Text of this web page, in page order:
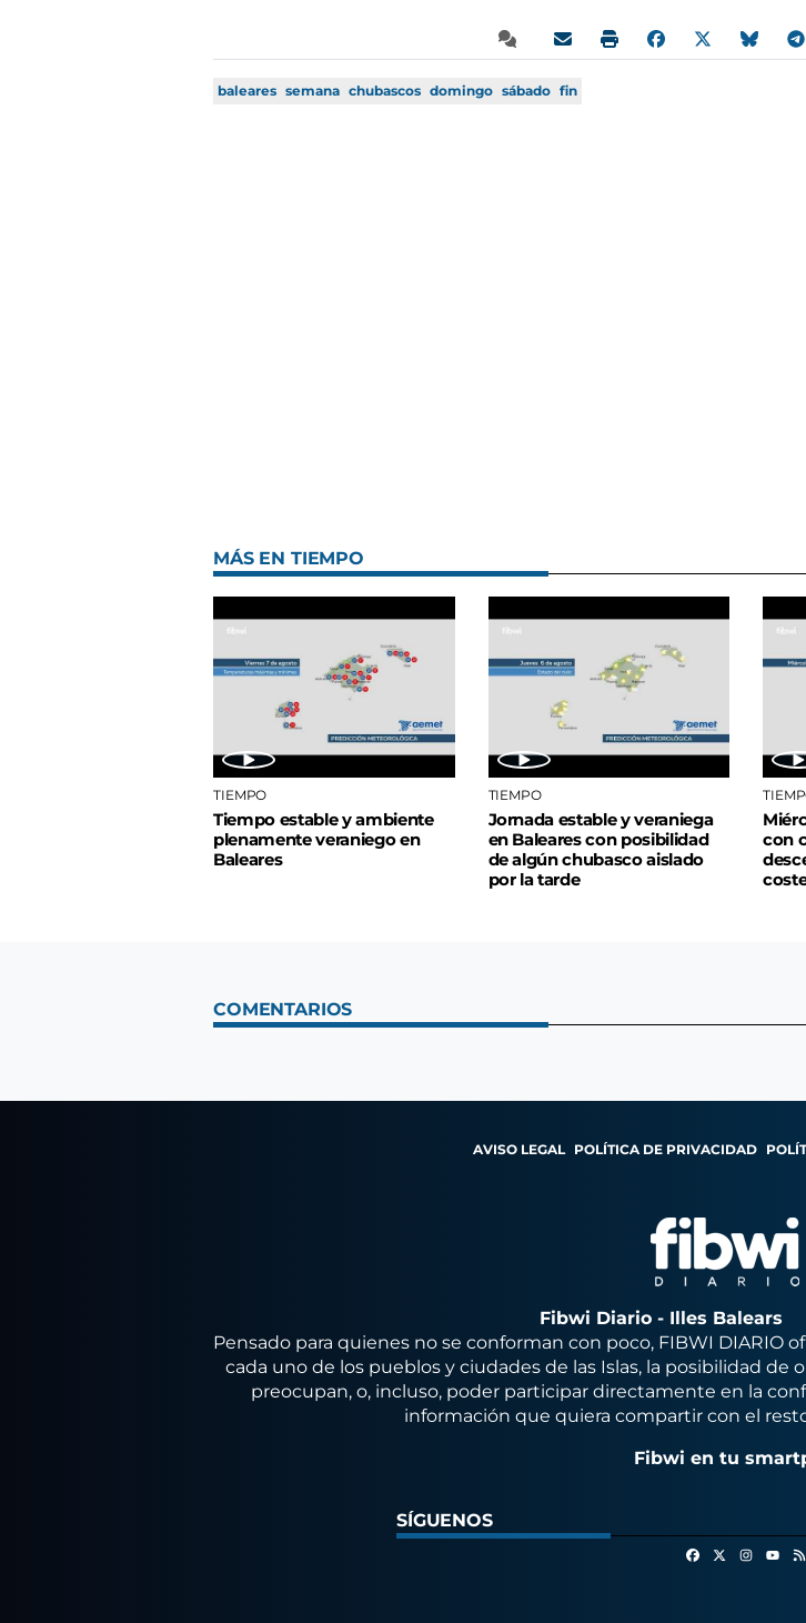
baleares semana chubascos domingo sábado fin
MÁS EN TIEMPO
TIEMPO
Tiempo estable y ambiente
plenamente veraniego en
Baleares
TIEMPO
Jornada estable y veraniega
en Baleares con posibilidad
de algún chubasco aislado
por la tarde
con
COMENTARIOS
AVISO LEGAL POLÍTICA DE PRIVACIDAD
Fibwi Diario - Illes Balears
Pensado para quienes no se conforman con poco, FIBWI DIARIO
cada uno de los pueblos y ciudades de las Islas, la posibilidad de
preocupan, o, incluso, poder participar directamente en la
información que quiera compartir con el
Fibwi en tu
SÍGUENOS
Facebook